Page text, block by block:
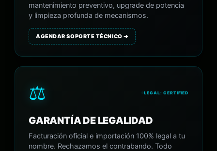
mantenimiento preventivo, upgrade de potencia
y limpieza profunda de mecanismos.
AGENDAR SOPORTE TÉCNICO ➔
⚖️ LEGAL: CERTIFIED
GARANTÍA DE LEGALIDAD
Facturación oficial e importación 100% legal a tu
nombre. Rechazamos el contrabando. Todo